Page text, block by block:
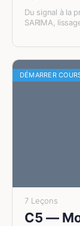
Du signal à la
SARIMA,
DÉMARRER
7 Leçons
C5 —